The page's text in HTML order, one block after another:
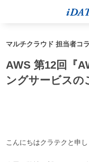
マルチクラウド 担当者コ
AWS 第12回『
ングサービスの
こんにちはクラテクと申し